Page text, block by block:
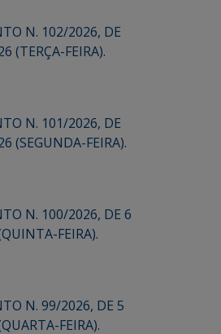
N. 102/2026, DE
(TERÇA-FEIRA).
N. 101/2026, DE
(SEGUNDA-FEIRA).
N. 100/2026, DE 6
FEIRA).
N. 99/2026, DE 5
FEIRA).